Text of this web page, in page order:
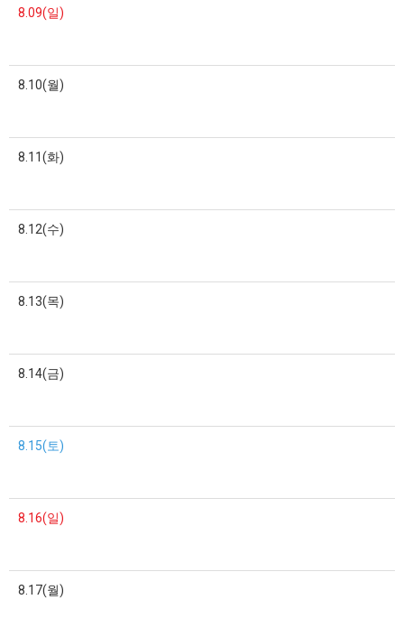
8.09(일)
8.10(월)
8.11(화)
8.12(수)
8.13(목)
8.14(금)
8.15(토)
8.16(일)
8.17(월)